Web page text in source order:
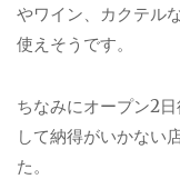
やワイン、カクテル
使えそうです。
ちなみにオープン2
して納得がいかない
た。